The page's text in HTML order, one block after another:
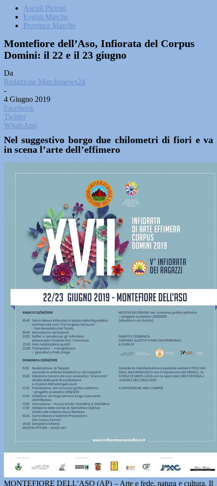
Ascoli Piceno
Eventi Marche
Province Marche
Montefiore dell’Aso, Infiorata del Corpus
Domini: il 22 e il 23 giugno
Da
Redazione Marchenews24
-
4 Giugno 2019
Facebook
Twitter
WhatsApp
Nel suggestivo borgo due chilometri di fiori e va
in scena l’arte dell’effimero
MONTEFIORE DELL’ASO (AP) – Arte e fede, natura e cultura. Il